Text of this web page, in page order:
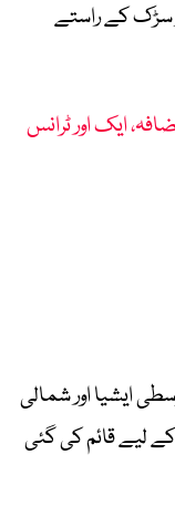
سڑک کے راستے
ایک اور ٹرانس
ایشیا اور شمالی
لیے قائم کی گئی